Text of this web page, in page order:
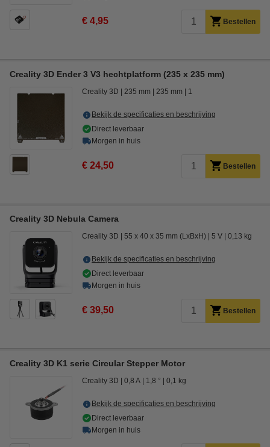
€ 4,95 Bestellen
Creality 3D Ender 3 V3 hechtplatform (235 x 235 mm)
Creality 3D 235 mm 235 mm 1
Bekijk de specificaties en beschrijving
Direct leverbaar
Morgen in huis
€ 24,50 Bestellen
Creality 3D Nebula Camera
Creality 3D 55 x 40 x 35 mm (LxBxH) 5 V 0,13 kg
Bekijk de specificaties en beschrijving
Direct leverbaar
Morgen in huis
€ 39,50 Bestellen
Creality 3D K1 serie Circular Stepper Motor
Creality 3D 0,8 A 1,8 ° 0,1 kg
Bekijk de specificaties en beschrijving
Direct leverbaar
Morgen in huis